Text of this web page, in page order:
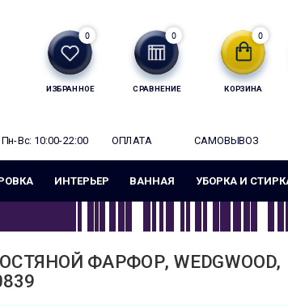
ИЗБРАННОЕ
0
СРАВНЕНИЕ
0
КОРЗИНА
0
Пн-Вс: 10:00-22:00 ОПЛАТА САМОВЫВОЗ
ИНТЕРЬЕР ВАННАЯ УБОРКА И
ФАРФОР, WEDGWOOD,